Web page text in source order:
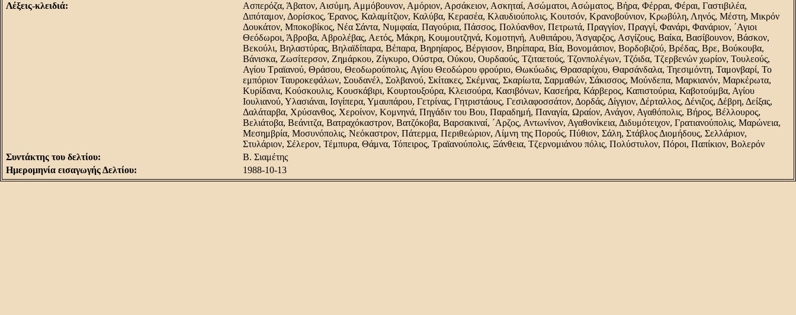
Λέξεις-κλειδιά:
Ασπερόζα, Άβατον, Αισύμη, Αμμόβουνον, Αμόριον, Αρσάκειον, Ασκηταί, Ασώματοι, Ασώματος, Βήρα, Φέρραι, Φέραι, Γαστιβιλέα,
Διπόταμον, Δορίσκος, Έρανος, Καλαμίτζιον, Καλύβα, Κερασέα, Κλαυδιούπολις, Κουτσόν, Κρανοβούνιον, Κρωβύλη, Ληνός, Μέστη, Μικρόν
Δουκάτον, Μποκοβίκος, Νέα Σάντα, Νυμφαία, Παγούρια, Πάσσος, Πολύανθον, Πετρωτά, Πραγγίον, Πραγγί, Φανάρι, Φανάριον, ΄Αγιοι
Θεόδωροι, Άβροβα, Αβρολέβας, Αετός, Μάκρη, Κουμουτζηνά, Κομοτηνή, Aυθιπάρου, Άσγαρζος, Ασγίζους, Βαίκα, Βασίβουνον, Βάσκον,
Βεκούλι, Βηλαστύρας, Βηλαϊδίπαρα, Βέπαρα, Βηρηίαρος, Βέργισον, Βηρίπαρα, Βία, Βονομάσιον, Βορδοβιζού, Βρέδας, Βρε, Βούκουβα,
Βάνισκα, Ζωσίτερσον, Ζημάρκου, Ζίγκυρο, Ούστρα, Ούκου, Ουρδαούς, Τζιταετούς, Τζονπολέγων, Τζόιδα, Τζερβενών χωρίον, Τουλεούς,
Αγίου Τραϊανού, Θράσου, Θεοδωρούπολις, Αγίου Θεοδώρου φρούριο, Θωκύωδις, Θρασαρίχου, Θαρσάνδαλα, Τηεσιμόντη, Ταμονβαρί, Το
εμπόριον Ταυροκεφάλων, Σουδανέλ, Σολβανού, Σκίτακες, Σκέμνας, Σκαρίωτα, Σαρμαθών, Σάκισσος, Μούνδεπα, Μαρκιανόν, Μαρκέρωτα,
Κυρίδανα, Κούσκουλις, Κουσκάβιρι, Κουρτουξούρα, Κλεισούρα, Κασιβόνων, Κασεήρα, Κάρβερος, Καπιστούρια, Καβοτούμβα, Αγίου
Ιουλιανού, Υλασιάναι, Ισγίπερα, Υμαυπάρου, Γετρίνας, Γητριστάους, Γεσιλαφοσσάτον, Δορδάς, Δίγγιον, Δέρταλλος, Δένιζος, Δέβρη, Δείξας,
Δαλάταρβα, Χρύσανθος, Χεροίνον, Κομνηνά, Πηγάδιν του Βου, Παραδημή, Παναγία, Ωραίον, Ανάγον, Αγαθόπολις, Βήρος, Βέλλουρος,
Βελιάτοβα, Βεάνιτζα, Βατραχόκαστρον, Βατζόκοβα, Βαρσακιναί, ΄Αρζος, Αντωνίνον, Αγαθονίκεια, Διδυμότειχον, Γρατιανούπολις, Μαρώνεια,
Μεσημβρία, Μοσυνόπολις, Νεόκαστρον, Πάτερμα, Περιθεώριον, Λίμνη της Πορούς, Πύθιον, Σάλη, Στάβλος Διομήδους, Σελλάριον,
Στυλάριον, Σέλερον, Τέμπυρα, Θάμνα, Τόπειρος, Τραϊανούπολις, Ξάνθεια, Τζερνομιάνου πόλις, Πολύστυλον, Πόροι, Παπίκιον, Βολερόν
Συντάκτης του δελτίου:
Β. Σιαμέτης
Hμερομηνία εισαγωγής Δελτίου:
1988-10-13